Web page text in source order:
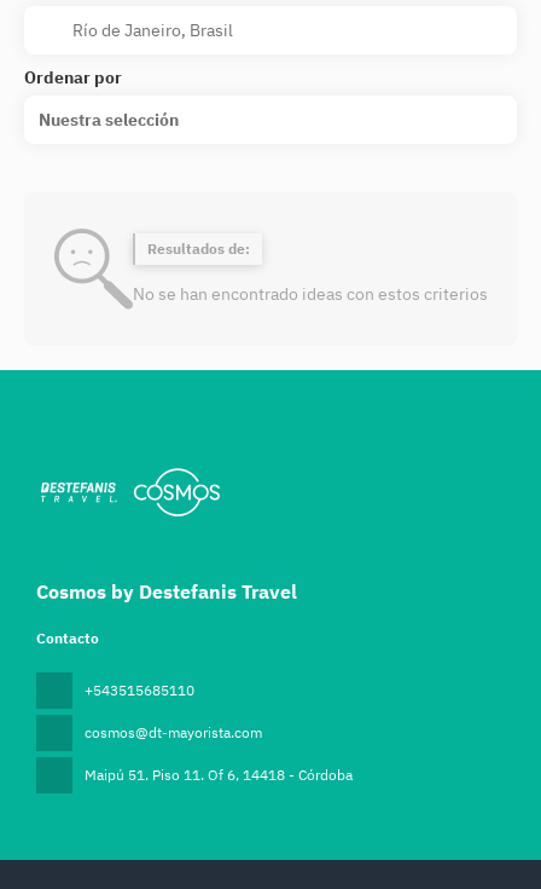
Ordenar por
Nuestra selección
Resultados de:
No se han encontrado ideas con estos criterios
Cosmos by Destefanis Travel
Contacto
+543515685110
cosmos@dt-mayorista.com
Maipú 51. Piso 11. Of 6, 14418 - Córdoba